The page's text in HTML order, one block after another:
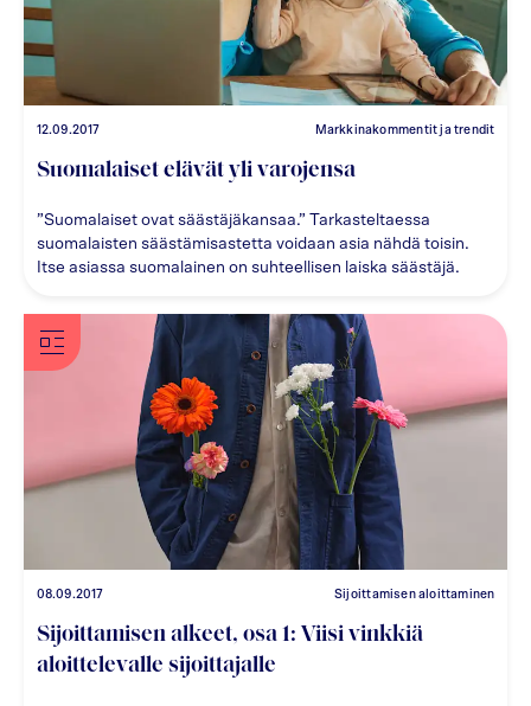
12.09.2017 Markkinakommentit ja trendit
Suomalaiset elävät yli varojensa
”Suomalaiset ovat säästäjäkansaa.” Tarkasteltaessa
suomalaisten säästämisastetta voidaan asia nähdä toisin.
Itse asiassa suomalainen on suhteellisen laiska säästäjä.
08.09.2017 Sijoittamisen aloittaminen
Sijoittamisen alkeet, osa 1: Viisi vinkkiä
aloittelevalle sijoittajalle